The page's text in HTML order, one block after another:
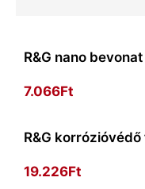
R&G nano
7.066Ft
R&G
19.226Ft